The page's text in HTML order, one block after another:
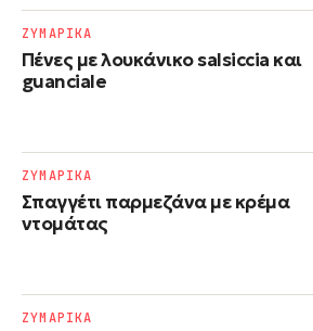
Πένες με λουκάνικο salsiccia και
guanciale
ΖΥΜΑΡΙΚΑ
Σπαγγέτι παρμεζάνα με κρέμα
ντομάτας
ΖΥΜΑΡΙΚΑ
ΖΥΜΑΡΙΚΑ